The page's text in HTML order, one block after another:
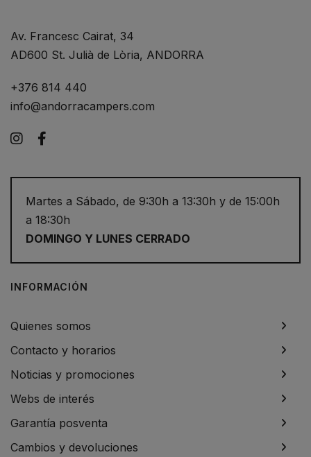
Av. Francesc Cairat, 34
AD600 St. Julià de Lòria, ANDORRA
+376 814 440
info@andorracampers.com
Instagram
Martes a Sábado, de 9:30h a 13:30h y de 15:00h
a 18:30h
DOMINGO Y LUNES CERRADO
INFORMACIÓN
Quienes somos
Contacto y horarios
Noticias y promociones
Webs de interés
Garantía posventa
Cambios y devoluciones